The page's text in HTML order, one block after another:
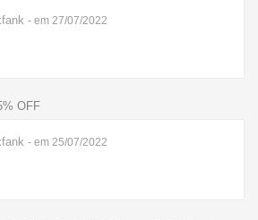
- em 27/07/2022
OFF
- em 25/07/2022